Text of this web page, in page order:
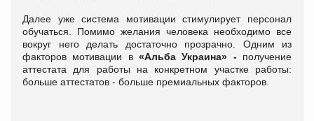
Далее уже система мотивации стимулирует персонал
обучаться. Помимо желания человека необходимо все
вокруг него делать достаточно прозрачно. Одним из
факторов мотивации в «Альба Украина» - получение
аттестата для работы на конкретном участке работы:
больше аттестатов - больше премиальных факторов.